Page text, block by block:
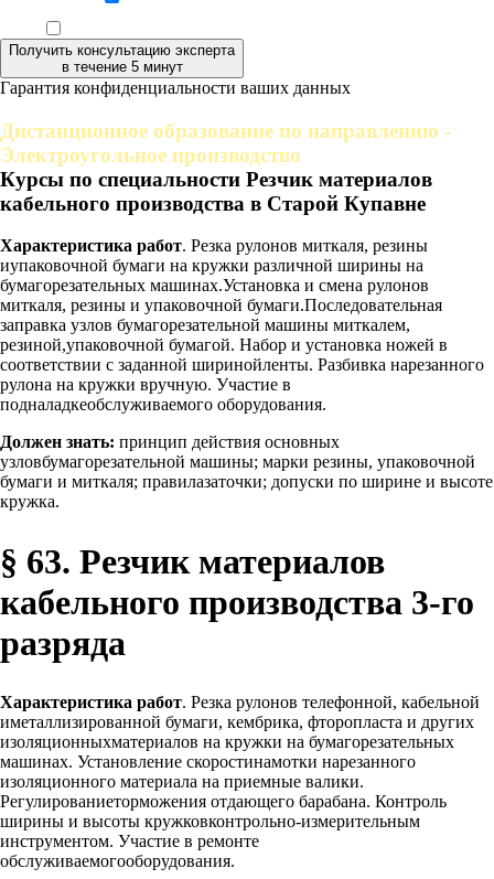
Получить консультацию эксперта
в течение 5 минут
Гарантия конфиденциальности ваших данных
Дистанционное образование по направлению -
Электроугольное производство
Курсы по специальности Резчик материалов
кабельного производства в Старой Купавне
Характеристика работ. Резка рулонов миткаля, резины
иупаковочной бумаги на кружки различной ширины на
бумагорезательных машинах.Установка и смена рулонов
миткаля, резины и упаковочной бумаги.Последовательная
заправка узлов бумагорезательной машины миткалем,
резиной,упаковочной бумагой. Набор и установка ножей в
соответствии с заданной ширинойленты. Разбивка нарезанного
рулона на кружки вручную. Участие в
подналадкеобслуживаемого оборудования.
Должен знать: принцип действия основных
узловбумагорезательной машины; марки резины, упаковочной
бумаги и миткаля; правилазаточки; допуски по ширине и высоте
кружка.
§ 63. Резчик материалов
кабельного производства 3-го
разряда
Характеристика работ. Резка рулонов телефонной, кабельной
иметаллизированной бумаги, кембрика, фторопласта и других
изоляционныхматериалов на кружки на бумагорезательных
машинах. Установление скоростинамотки нарезанного
изоляционного материала на приемные валики.
Регулированиеторможения отдающего барабана. Контроль
ширины и высоты кружковконтрольно-измерительным
инструментом. Участие в ремонте
обслуживаемогооборудования.